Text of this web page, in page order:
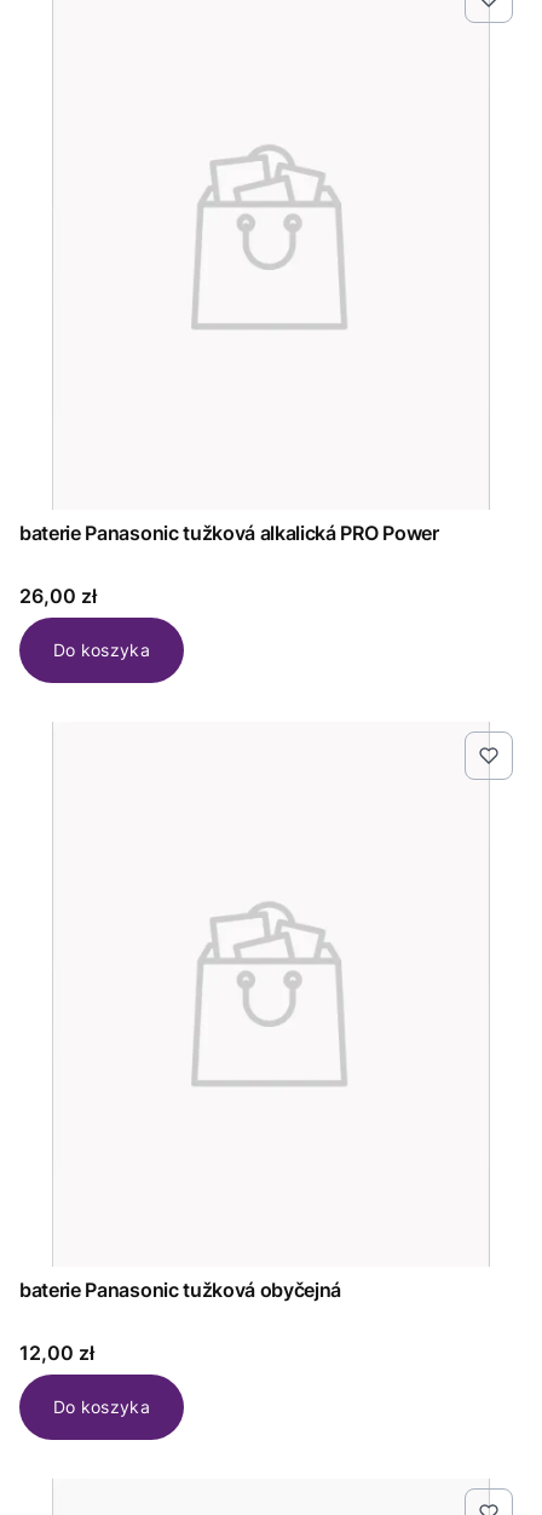
baterie Panasonic tužková alkalická PRO Power
Cena
26,00 zł
Do koszyka
baterie Panasonic tužková obyčejná
Cena
12,00 zł
Do koszyka